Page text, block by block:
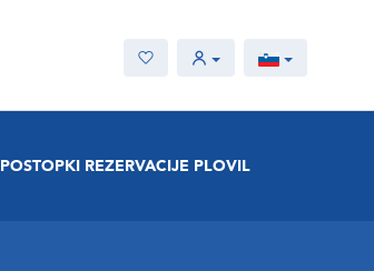
POSTOPKI REZERVACIJE PLOVIL